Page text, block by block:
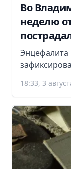
Во
неделю
Энцефалита
18:33, 3